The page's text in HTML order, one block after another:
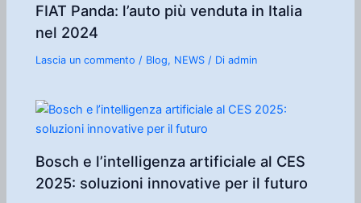
FIAT Panda: l’auto più venduta in Italia
nel 2024
Lascia un commento / Blog, NEWS / Diadmin
Bosch e l’intelligenza artificiale al CES
2025: soluzioni innovative per il futuro